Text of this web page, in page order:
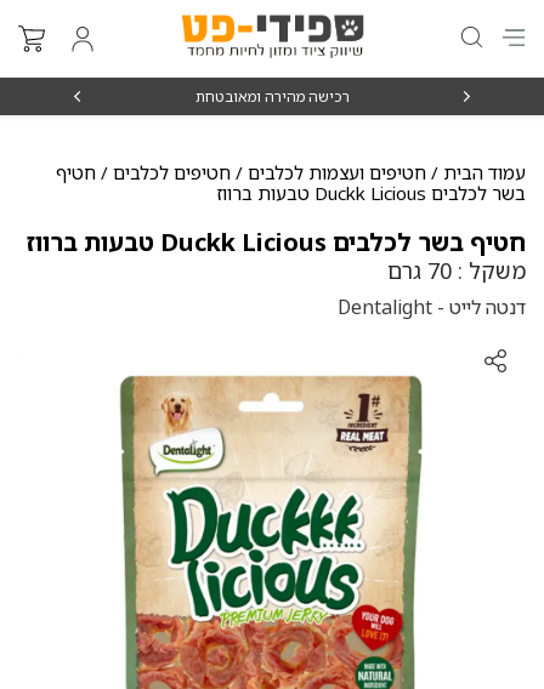
רכישה מהירה ומאובטחת
עמוד הבית / חטיפים ועצמות לכלבים / חטיפים לכלבים / חטיף
בשר לכלבים Duckk Licious טבעות ברווז
חטיף בשר לכלבים Duckk Licious טבעות ברווז
משקל : 70 גרם
דנטה לייט - Dentalight